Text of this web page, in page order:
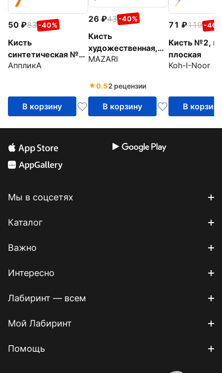
50 83 -40%
Кисть
синтетическая №2,
круглая
АппликА
В корзину
26 43 -40%
Кисть
художественная,
белка, №2, круглая
MAZARI
0.52 рецензии
В корзину
71 119 -
Кисть №2,
плоская
Koh-I-Noor
В корзину
Мы в соцсетях
Каталог
Важно
Интересно
Лабиринт — всем
Мой Лабиринт
Помощь